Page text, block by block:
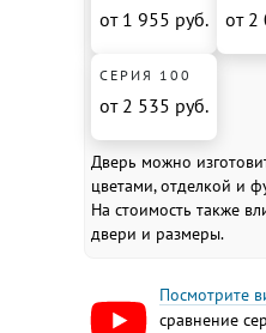
от 1 955 руб. от 2
СЕРИЯ 100
от 2 535 руб.
Дверь можно
цветами, отделкой и
На стоимость также
двери и размеры.
Посмотрите
сравнение